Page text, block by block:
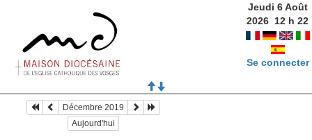
Jeudi 6 Août
2026 12 h22
Se connecter
Décembre 2019
Aujourd'hui